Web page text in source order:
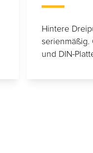
Hintere
serienmäßig.
und DIN-